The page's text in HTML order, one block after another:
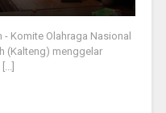
Komite Olahraga Nasional
(Kalteng) menggelar